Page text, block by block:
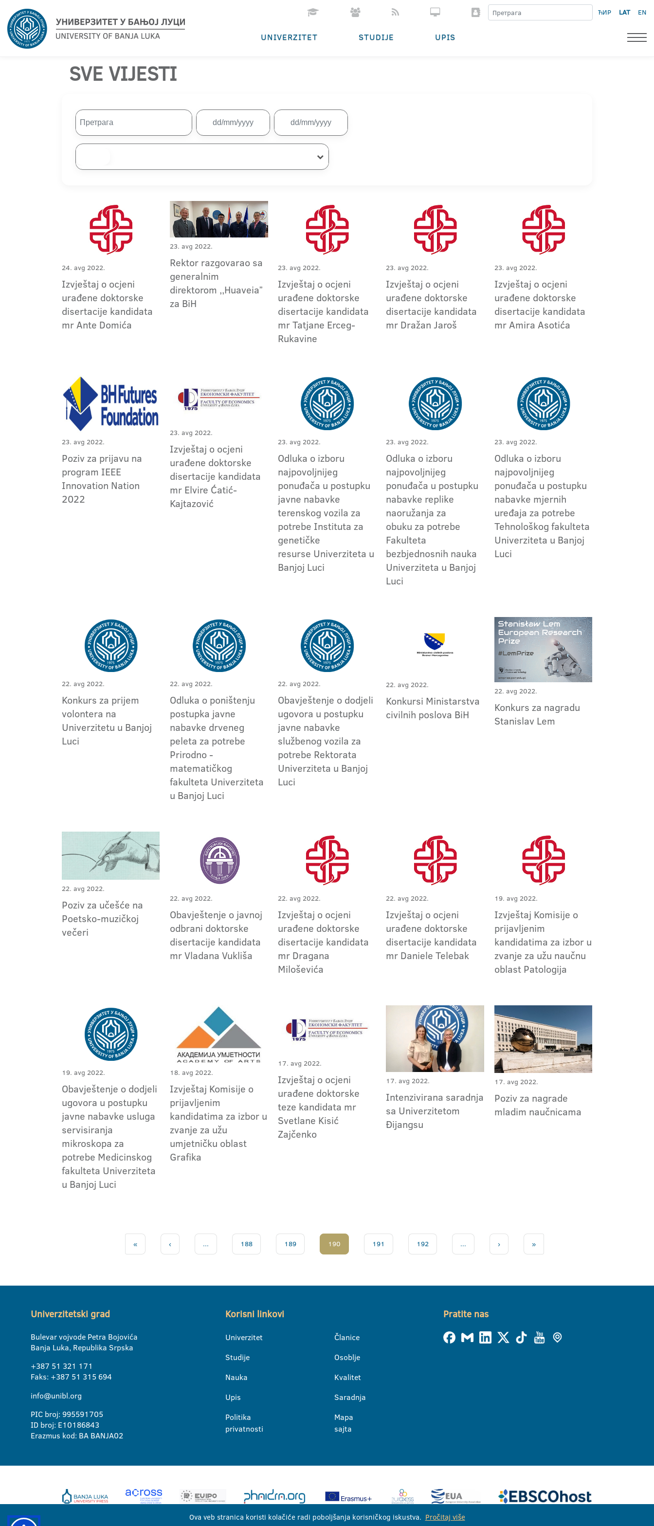
ЋИР LAT EN
UNIVERZITET STUDIJE UPIS
SVE VIJESTI
24. avg 2022.
Izvještaj o ocjeni
urađene doktorske
disertacije kandidata
mr Ante Domića
23. avg 2022.
Rektor razgovarao sa
generalnim
direktorom ,,Huaveiaˮ
za BiH
23. avg 2022.
Izvještaj o ocjeni
urađene doktorske
disertacije kandidata
mr Tatjane Erceg-
Rukavine
23. avg 2022.
Izvještaj o ocjeni
urađene doktorske
disertacije kandidata
mr Dražan Jaroš
23. avg 2022.
Izvještaj o ocjeni
urađene doktorske
disertacije kandidata
mr Amira Asotića
23. avg 2022.
Poziv za prijavu na
program IEEE
Innovation Nation
2022
23. avg 2022.
Izvještaj o ocjeni
urađene doktorske
disertacije kandidata
mr Elvire Ćatić-
Kajtazović
23. avg 2022.
Odluka o izboru
najpovoljnijeg
ponuđača u postupku
javne nabavke
terenskog vozila za
potrebe Instituta za
genetičke
resurse Univerziteta u
Banjoj Luci
23. avg 2022.
Odluka o izboru
najpovoljnijeg
ponuđača u postupku
nabavke replike
naoružanja za
obuku za potrebe
Fakulteta
bezbjednosnih nauka
Univerziteta u Banjoj
Luci
23. avg 2022.
Odluka o izboru
najpovoljnijeg
ponuđača u postupku
nabavke mjernih
uređaja za potrebe
Tehnološkog fakulteta
Univerziteta u Banjoj
Luci
22. avg 2022.
Konkurs za prijem
volontera na
Univerzitetu u Banjoj
Luci
22. avg 2022.
Odluka o poništenju
postupka javne
nabavke drveneg
peleta za potrebe
Prirodno -
matematičkog
fakulteta Univerziteta
u Banjoj Luci
22. avg 2022.
Obavještenje o dodjeli
ugovora u postupku
javne nabavke
službenog vozila za
potrebe Rektorata
Univerziteta u Banjoj
Luci
22. avg 2022.
Konkursi Ministarstva
civilnih poslova BiH
22. avg 2022.
Konkurs za nagradu
Stanislav Lem
22. avg 2022.
Poziv za učešće na
Poetsko-muzičkoj
večeri
22. avg 2022.
Obavještenje o javnoj
odbrani doktorske
disertacije kandidata
mr Vladana Vukliša
22. avg 2022.
Izvještaj o ocjeni
urađene doktorske
disertacije kandidata
mr Dragana
Miloševića
22. avg 2022.
Izvještaj o ocjeni
urađene doktorske
disertacije kandidata
mr Daniele Telebak
19. avg 2022.
Izvještaj Komisije o
prijavljenim
kandidatima za izbor u
zvanje za užu naučnu
oblast Patologija
19. avg 2022.
Obavještenje o dodjeli
ugovora u postupku
javne nabavke usluga
servisiranja
mikroskopa za
potrebe Medicinskog
fakulteta Univerziteta
u Banjoj Luci
18. avg 2022.
Izvještaj Komisije o
prijavljenim
kandidatima za izbor u
zvanje za užu
umjetničku oblast
Grafika
17. avg 2022.
Izvještaj o ocjeni
urađene doktorske
teze kandidata mr
Svetlane Kisić
Zajčenko
17. avg 2022.
Intenzivirana saradnja
sa Univerzitetom
Đijangsu
17. avg 2022.
Poziv za nagrade
mladim naučnicama
« ‹ ... 188 189 190 191 192 ... › »
Univerzitetski grad
Bulevar vojvode Petra Bojovića
Banja Luka, Republika Srpska
+387 51 321 171
Faks: +387 51 315 694
info@unibl.org
PIC broj: 995591705
ID broj: E10186843
Erazmus kod: BA BANJA02
Korisni linkovi
Univerzitet
Studije
Nauka
Upis
Politika
privatnosti
Članice
Osoblje
Kvalitet
Saradnja
Mapa
sajta
Pratite nas
Ova veb stranica koristi kolačiće radi poboljšanja korisničkog iskustva. Pročitaj više